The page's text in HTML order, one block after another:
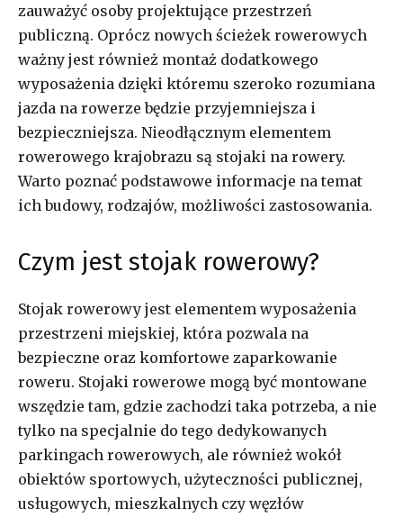
zauważyć osoby projektujące przestrzeń
publiczną. Oprócz nowych ścieżek rowerowych
ważny jest również montaż dodatkowego
wyposażenia dzięki któremu szeroko rozumiana
jazda na rowerze będzie przyjemniejsza i
bezpieczniejsza. Nieodłącznym elementem
rowerowego krajobrazu są stojaki na rowery.
Warto poznać podstawowe informacje na temat
ich budowy, rodzajów, możliwości zastosowania.
Czym jest stojak rowerowy?
Stojak rowerowy jest elementem wyposażenia
przestrzeni miejskiej, która pozwala na
bezpieczne oraz komfortowe zaparkowanie
roweru. Stojaki rowerowe mogą być montowane
wszędzie tam, gdzie zachodzi taka potrzeba, a nie
tylko na specjalnie do tego dedykowanych
parkingach rowerowych, ale również wokół
obiektów sportowych, użyteczności publicznej,
usługowych, mieszkalnych czy węzłów